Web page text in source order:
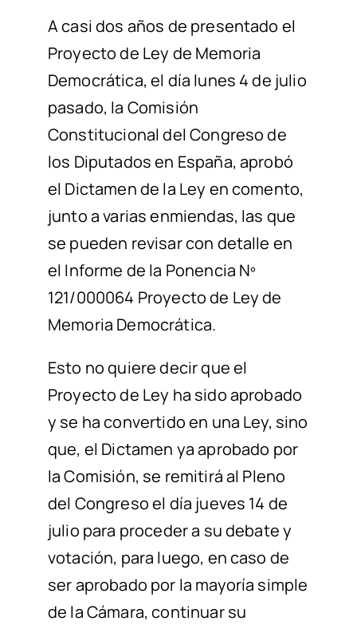
A casi dos años de presentado el
Proyecto de Ley de Memoria
Democrática, el día lunes 4 de julio
pasado, la Comisión
Constitucional del Congreso de
los Diputados en España, aprobó
el Dictamen de la Ley en comento,
junto a varias enmiendas, las que
se pueden revisar con detalle en
el Informe de la Ponencia Nº
121/000064 Proyecto de Ley de
Memoria Democrática.
Esto no quiere decir que el
Proyecto de Ley ha sido aprobado
y se ha convertido en una Ley, sino
que, el Dictamen ya aprobado por
la Comisión, se remitirá al Pleno
del Congreso el día jueves 14 de
julio para proceder a su debate y
votación, para luego, en caso de
ser aprobado por la mayoría simple
de la Cámara, continuar su